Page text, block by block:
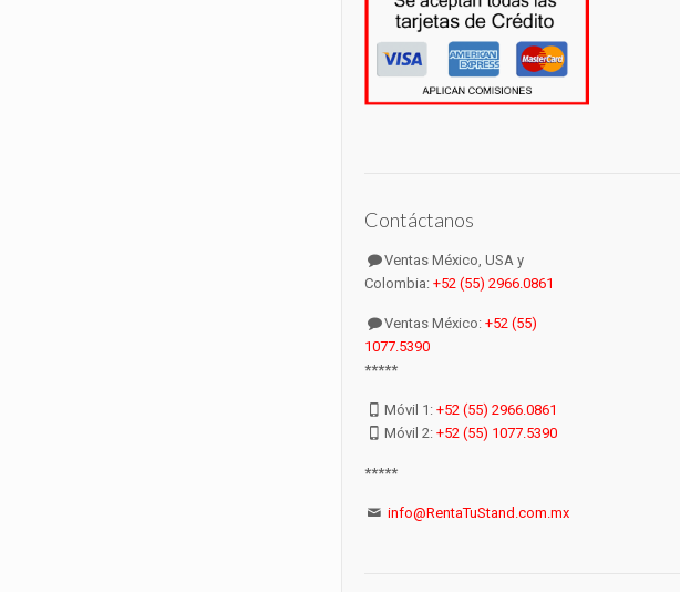
Contáctanos
Ventas México, USA y
Colombia: +52 (55) 2966.0861
Ventas México:+52 (55)
1077.5390
*****
Móvil 1:+52 (55) 2966.0861
Móvil 2:+52 (55) 1077.5390
*****
info@RentaTuStand.com.mx